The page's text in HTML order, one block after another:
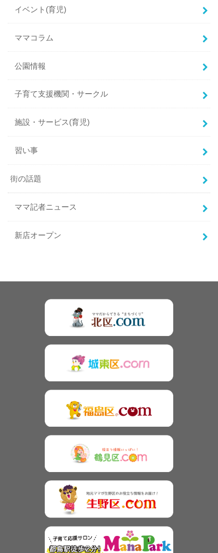
イベント(育児)
ママコラム
公園情報
子育て支援機関・サークル
施設・サービス(育児)
習い事
街の話題
ママ記者ニュース
新店オープン